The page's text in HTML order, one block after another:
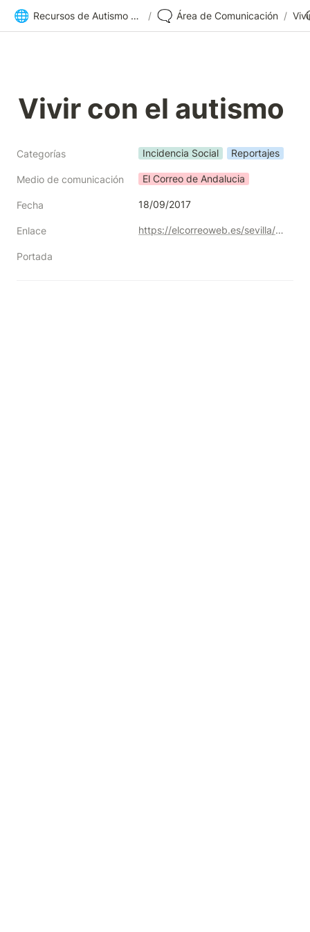
🌐 Recursos de Autismo Sevilla | Inicio / 🗨️ Área de Comunicación /
Vivir con el autismo
Categorías Incidencia Social Reportajes
Medio de comunicación El Correo de Andalucia
Fecha 18/09/2017
Enlace https://elcorreoweb.es/sevilla/vivir-con-el-autismo-YC3343144
Portada